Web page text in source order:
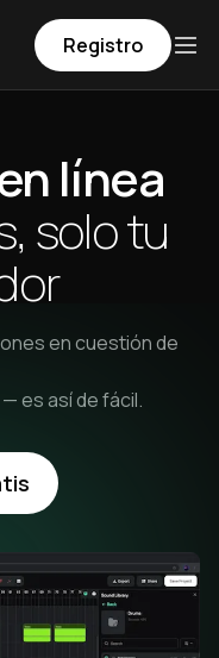
Registro
línea
solotu
en cuestión de
es así de fácil.